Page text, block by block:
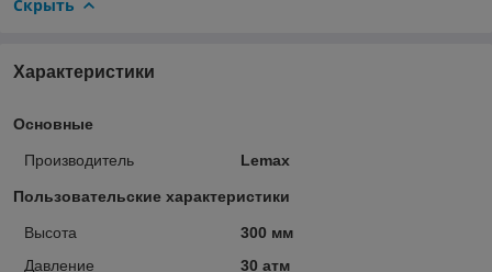
Скрыть
Характеристики
Основные
Производитель Lemax
Пользовательские характеристики
Высота
300 мм
Давление
30 атм